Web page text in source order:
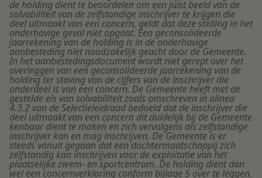
de holding dient te beoordelen om een juist beeld van de
solvabiliteit van de zelfstandige inschrijver te krijgen die
deel uitmaakt van een concern, geldt dat deze stelling in het
onderhavige geval niet opgaat. Een geconsolideerde
jaarrekening van de holding is in de onderhavige
aanbesteding niet noodzakelijk geacht door de Gemeente.
In het aanbestedingsdocument wordt niet gerept over het
overleggen van een geconsolideerde jaarrekening van de
holding ter staving van de cijfers van de inschrijver die
onderdeel is van een concern. De Gemeente heeft met de
gestelde eis van solvabiliteit zoals omschreven in alinea
4.3.2 van de Selectieleidraad bedoeld dat de inschrijver die
deel uitmaakt van een concern dit duidelijk bij de Gemeente
kenbaar dient te maken en zich vervolgens als zelfstandige
inschrijver kan en mag inschrijven. De Gemeente is er
steeds vanuit gegaan dat een dochtermaatschappij zich
zelfstandig kan inschrijven voor de exploitatie van het
plaatselijke zwem- en sportcentrum. De holding dient dan
wel een concernverklaring conform bijlage 5 over te leggen.